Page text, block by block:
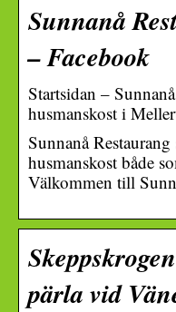
Sunnanå
– Facebook
Startsidan –
husmanskost i
Sunnanå
husmanskost både
Välkommen till
pärla vid